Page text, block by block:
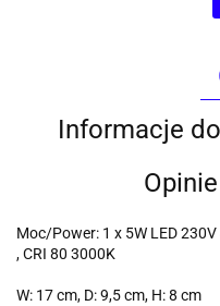
Informacje
Moc/Power: 1 x 5W LED
, CRI 80 3000K
W: 17 cm, D: 9,5 cm, H: 8 cm